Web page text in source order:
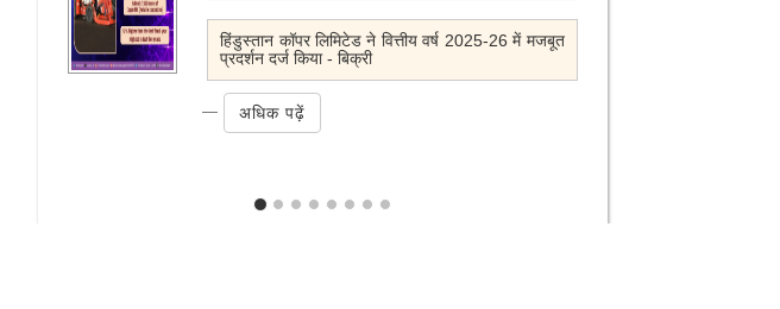
हिंडुस्तान कॉपर लिमिटेड ने वित्तीय वर्ष 2025-26 में मजबूत
प्रदर्शन दर्ज किया - बिक्री